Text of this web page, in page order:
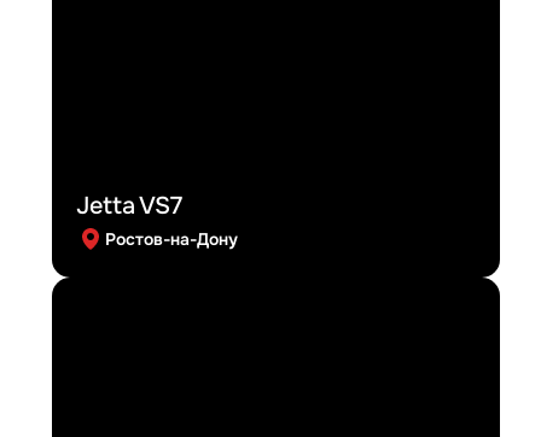
Jetta VS7
Ростов-на-Дону